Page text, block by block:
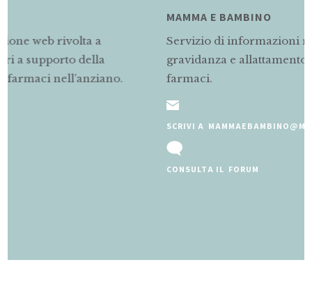
Servizio di informazioni rivolto alle mamme in
gravidanza e allattamento sul corretto uso dei
farmaci.
SCRIVI A MAMMAEBAMBINO@MARIONEGRI.IT